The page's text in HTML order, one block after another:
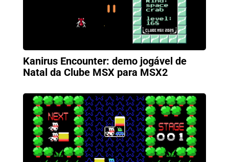
Kanirus Encounter: demo jogável de
Natal da Clube MSX para MSX2